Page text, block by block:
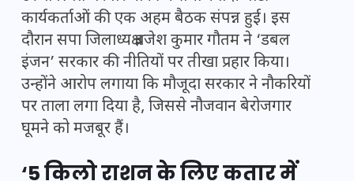
कार्यकर्ताओं की एक अहम बैठक संपन्न हुई। इस
दौरानसपाजिलाध्यक्ष ब्रजेश कुमार गौतम ने ‘डबल
इंजन’ सरकार की नीतियों पर तीखा प्रहार किया।
उन्होंने आरोप लगाया कि मौजूदा सरकार ने नौकरियों
पर ताला लगा दिया है, जिससे नौजवान बेरोजगार
घूमने को मजबूर हैं।
‘5 किलो राशन के लिए कतार में